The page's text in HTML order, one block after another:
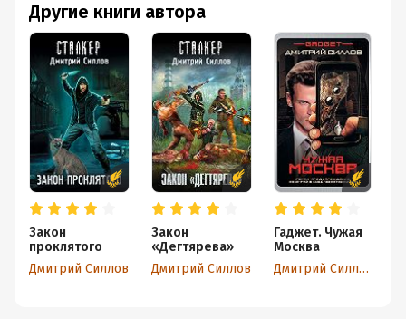
Другие книги автора
Закон
проклятого
Дмитрий Силлов
Закон
«Дегтярева»
Дмитрий Силлов
Гаджет. Чужая
Москва
Дмитрий Силлов